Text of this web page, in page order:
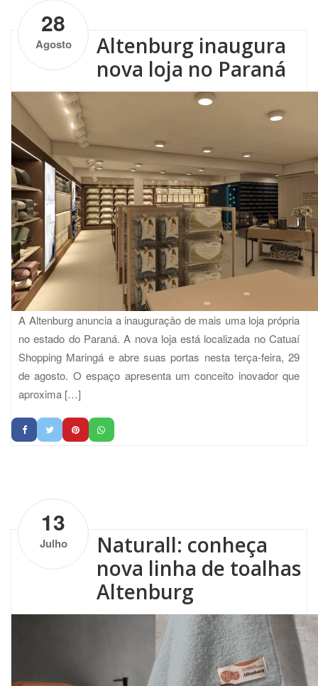
28
Agosto
Altenburg | No Comments
Altenburg inaugura
nova loja no Paraná
A Altenburg anuncia a inauguração de mais uma loja própria
no estado do Paraná. A nova loja está localizada no Catuaí
Shopping Maringá e abre suas portas nesta terça-feira, 29
de agosto. O espaço apresenta um conceito inovador que
aproxima […]
13
Julho
Altenburg | No Comments
Naturall: conheça
nova linha de toalhas
Altenburg